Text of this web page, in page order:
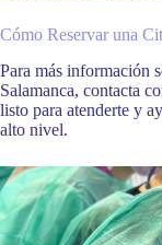
Cómo Reservar una
Para más información
Salamanca, contacta
listo para atenderte y
alto nivel.